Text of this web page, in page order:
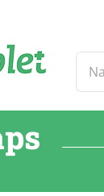
naar: